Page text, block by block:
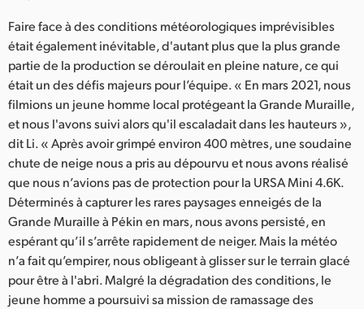
Faire face à des conditions météorologiques imprévisibles
était également inévitable, d'autant plus que la plus grande
partie de la production se déroulait en pleine nature, ce qui
était un des défis majeurs pour l’équipe. « En mars 2021, nous
filmions un jeune homme local protégeant la Grande Muraille,
et nous l'avons suivi alors qu'il escaladait dans les hauteurs »,
dit Li. « Après avoir grimpé environ 400 mètres, une soudaine
chute de neige nous a pris au dépourvu et nous avons réalisé
que nous n’avions pas de protection pour la URSA Mini 4.6K.
Déterminés à capturer les rares paysages enneigés de la
Grande Muraille à Pékin en mars, nous avons persisté, en
espérant qu’il s’arrête rapidement de neiger. Mais la météo
n’a fait qu’empirer, nous obligeant à glisser sur le terrain glacé
pour être à l'abri. Malgré la dégradation des conditions, le
jeune homme a poursuivi sa mission de ramassage des